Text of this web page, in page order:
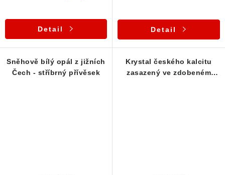
Detail Detail
Sněhově bílý opál z jižních
Čech - stříbrný přívěsek
Krystal českého kalcitu
zasazený ve zdobeném